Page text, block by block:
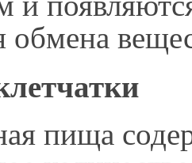
пища